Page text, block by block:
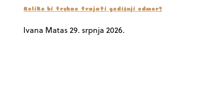
Koliko bi trebao trajati godišnji odmor?
Ivana Matas29. srpnja 2026.